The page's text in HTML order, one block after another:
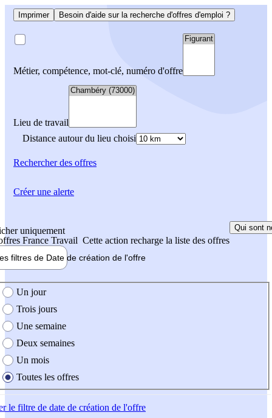
Imprimer Besoin d'aide sur la recherche d'offres d'emploi ?
Métier, compétence, mot-clé, numéro d'offre
Lieu de travail
Distance autour du lieu choisi
Rechercherdes offres
uniquement
France Travail Cette action recharge la liste des offres
Qui sont
filtres de Date de création de l'offre
création de l'offre
Un jour
Trois jours
Une semaine
Deux semaines
Un mois
Toutes les offres
le filtre de date de création de l'offre
Créer une alerte